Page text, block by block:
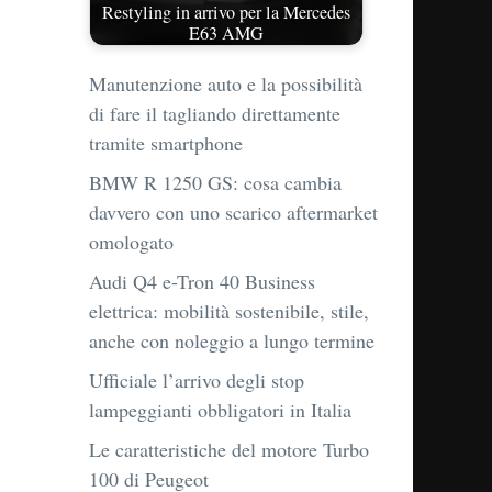
Restyling in arrivo per la Mercedes
E63 AMG
Manutenzione auto e la possibilità
di fare il tagliando direttamente
tramite smartphone
BMW R 1250 GS: cosa cambia
davvero con uno scarico aftermarket
omologato
Audi Q4 e-Tron 40 Business
elettrica: mobilità sostenibile, stile,
anche con noleggio a lungo termine
Ufficiale l’arrivo degli stop
lampeggianti obbligatori in Italia
Le caratteristiche del motore Turbo
100 di Peugeot